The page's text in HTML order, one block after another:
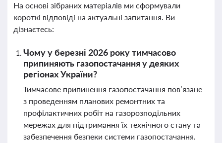
На основі зібраних матеріалів ми сформували
короткі відповіді на актуальні запитання. Ви
дізнаєтесь:
Чому у березні 2026 року тимчасово
припиняють газопостачання у деяких
регіонах України?
Тимчасове припинення газопостачання пов’язане
з проведенням планових ремонтних та
профілактичних робіт на газорозподільних
мережах для підтримання їх технічного стану та
забезпечення безпеки системи газопостачання.